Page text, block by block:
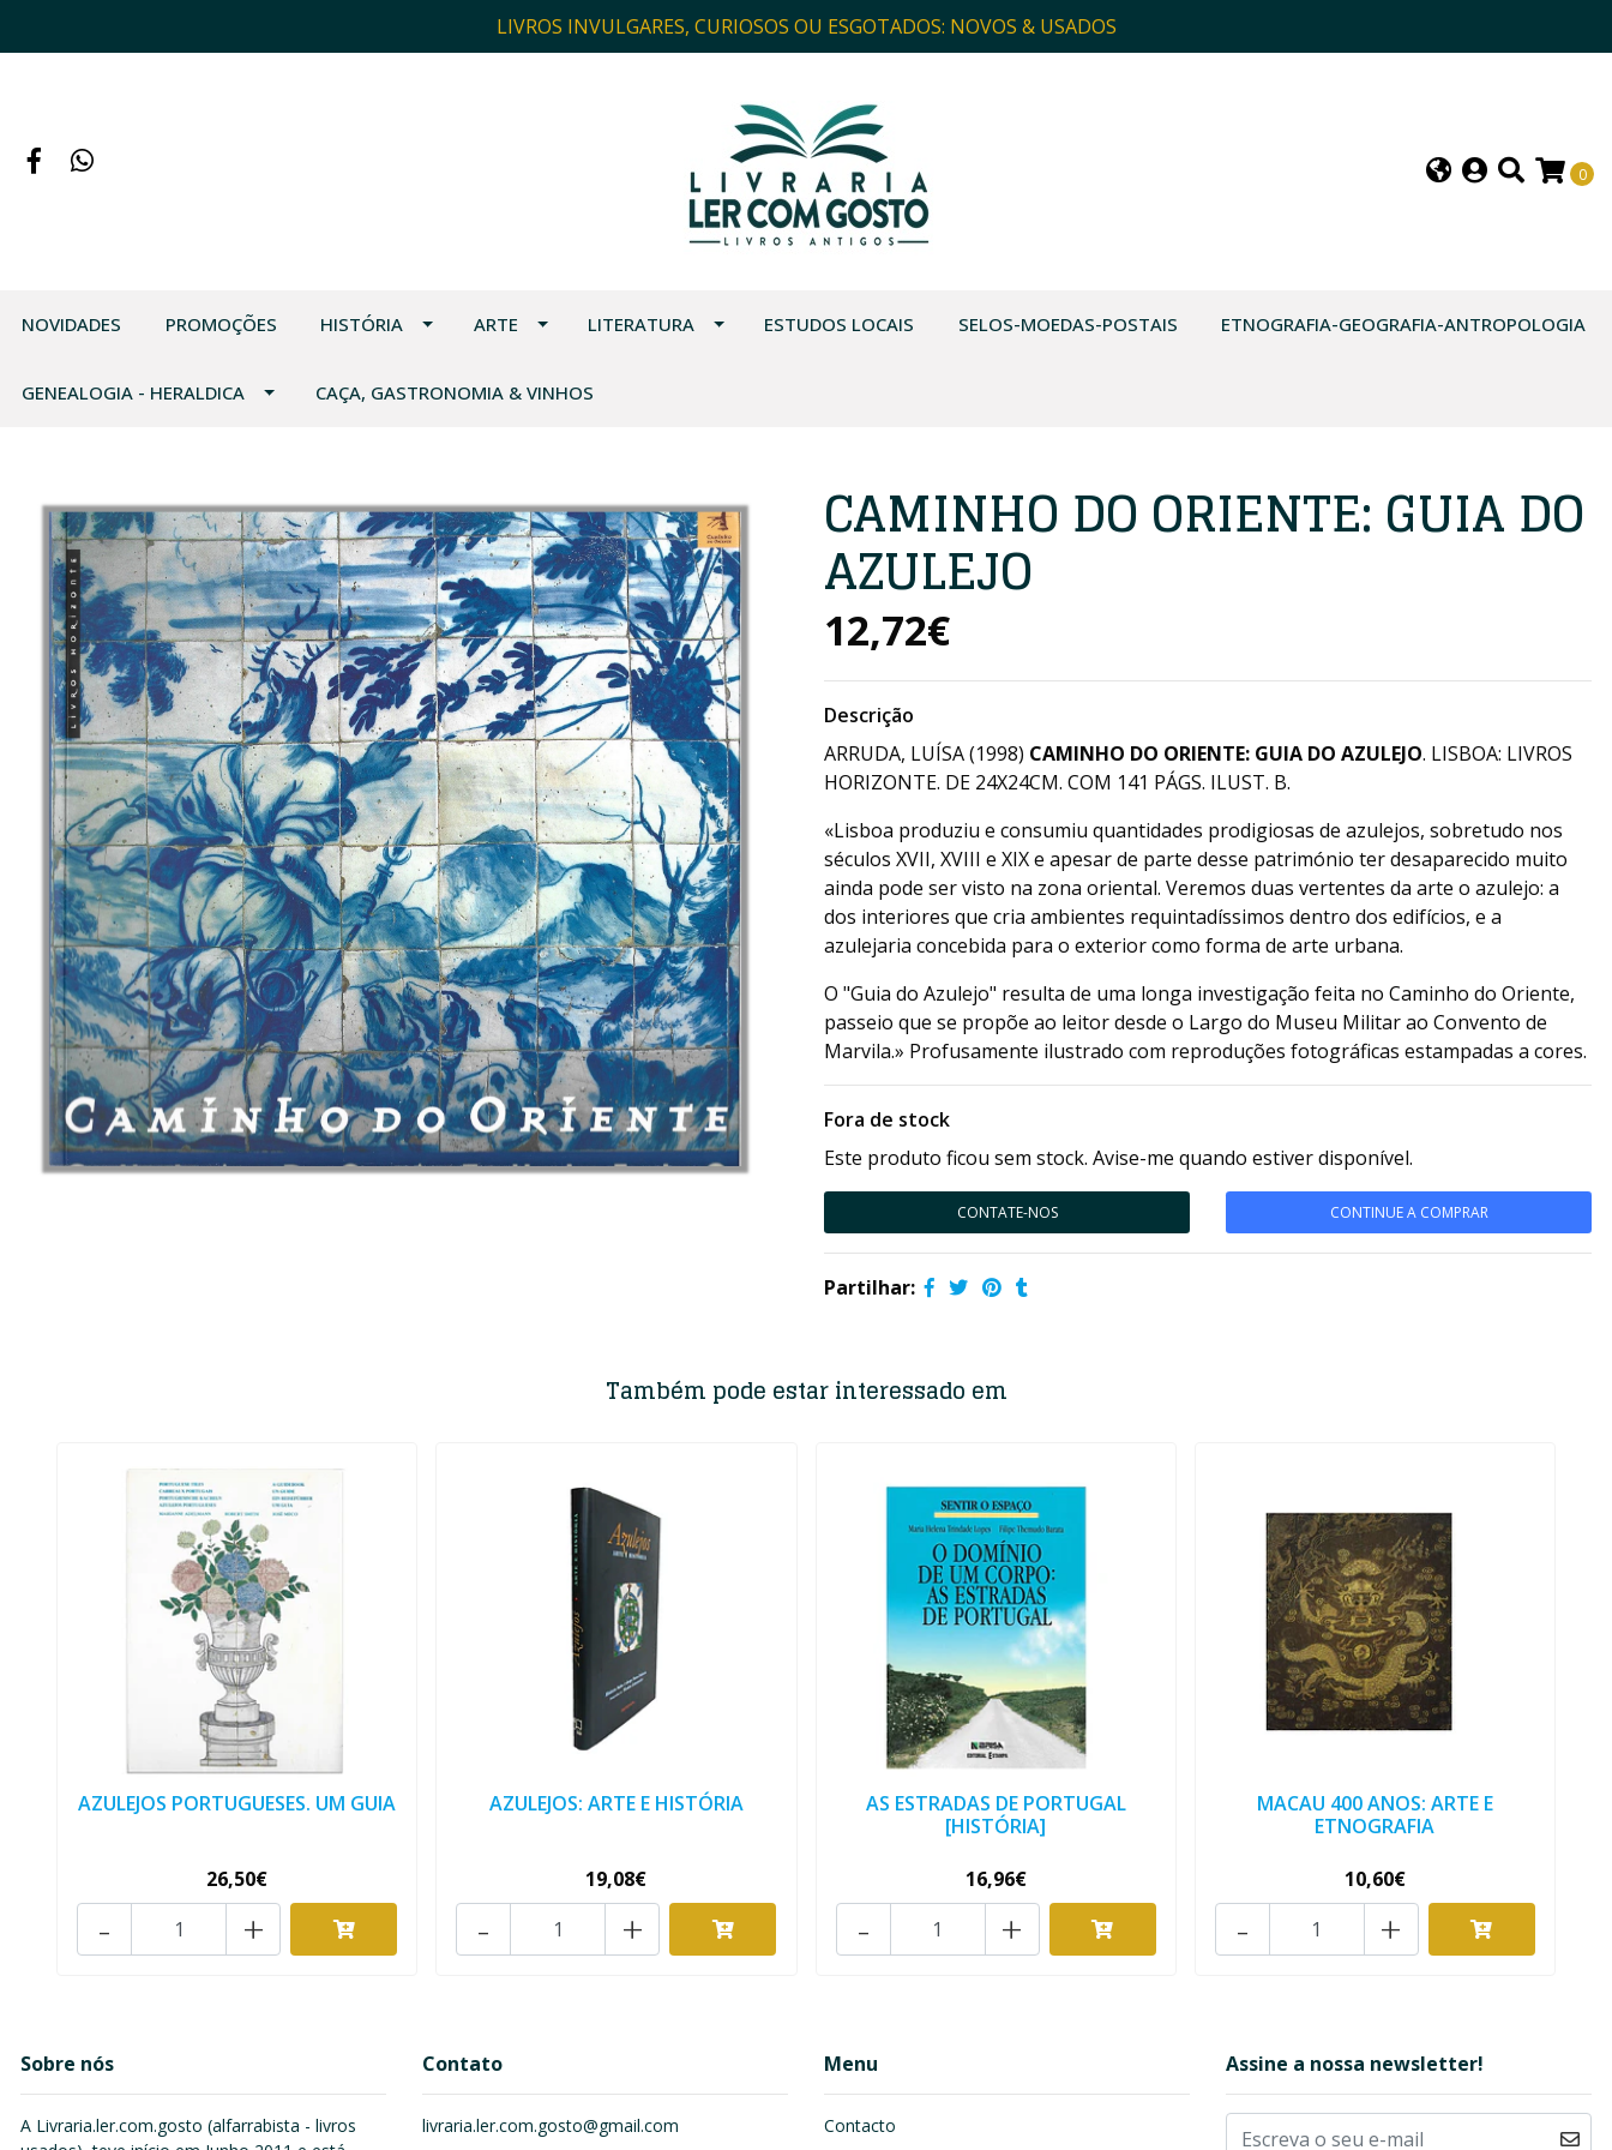
LIVROS INVULGARES, CURIOSOS OU ESGOTADOS: NOVOS & USADOS
0
NOVIDADES PROMOÇÕES HISTÓRIA ARTE LITERATURA ESTUDOS LOCAIS SELOS-MOEDAS-POSTAIS ETNOGRAFIA-GEOGRAFIA-ANTROPOLOGIA
GENEALOGIA - HERALDICA CAÇA, GASTRONOMIA & VINHOS
CAMINHO DO ORIENTE: GUIA DO
AZULEJO
12,72€
Descrição
ARRUDA, LUÍSA (1998) CAMINHO DO ORIENTE: GUIA DO AZULEJO. LISBOA: LIVROS
HORIZONTE. DE 24X24CM. COM 141 PÁGS. ILUST. B.
«Lisboa produziu e consumiu quantidades prodigiosas de azulejos, sobretudo nos
séculos XVII, XVIII e XIX e apesar de parte desse património ter desaparecido muito
ainda pode ser visto na zona oriental. Veremos duas vertentes da arte o azulejo: a
dos interiores que cria ambientes requintadíssimos dentro dos edifícios, e a
azulejaria concebida para o exterior como forma de arte urbana.
O "Guia do Azulejo" resulta de uma longa investigação feita no Caminho do Oriente,
passeio que se propõe ao leitor desde o Largo do Museu Militar ao Convento de
Marvila.» Profusamente ilustrado com reproduções fotográficas estampadas a cores.
Fora de stock
Este produto ficou sem stock. Avise-me quando estiver disponível.
CONTATE-NOS CONTINUE A COMPRAR
Partilhar:
Também pode estar interessado em
AZULEJOS PORTUGUESES. UM GUIA
26,50€
+
-
AZULEJOS: ARTE E HISTÓRIA
19,08€
+
-
AS ESTRADAS DE PORTUGAL
[HISTÓRIA]
16,96€
+
-
MACAU 400 ANOS: ARTE E
ETNOGRAFIA
10,60€
+
-
Sobre nós
A Livraria.ler.com.gosto (alfarrabista - livros
Contato
livraria.ler.com.gosto@gmail.com
Menu
Contacto
Assine a nossa newsletter!